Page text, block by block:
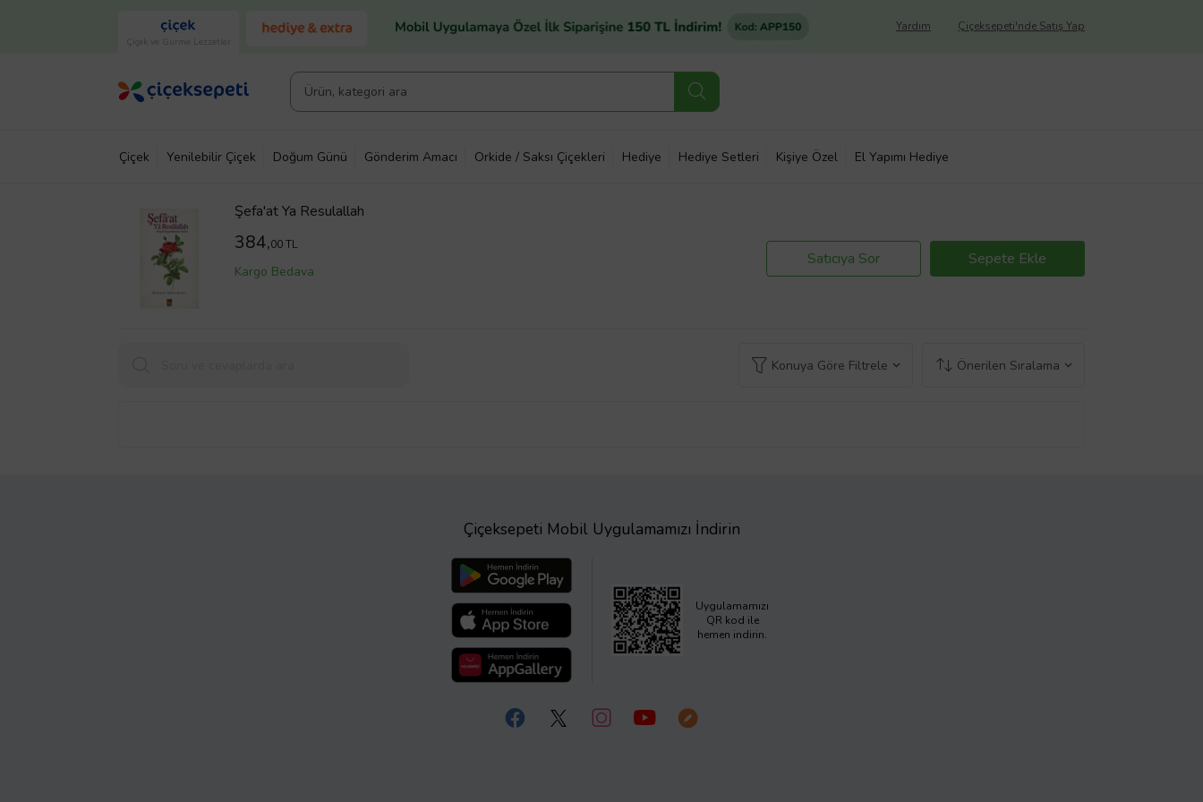
Çiçek ve Gurme Lezzetler
Çiçeksepeti'nde Satış Yap
Yardım
Çiçek Yenilebilir Çiçek Doğum Günü Gönderim Amacı Orkide / Saksı Çiçekleri Hediye Hediye Setleri Kişiye Özel El Yapımı Hediye
Şefa'at Ya Resulallah
384,00 TL
Kargo Bedava
Satıcıya Sor Sepete Ekle
Konuya Göre Filtrele Önerilen Sıralama
Çiçeksepeti Mobil Uygulamamızı İndirin
Uygulamamızı
QR kod ile
hemen indirin.